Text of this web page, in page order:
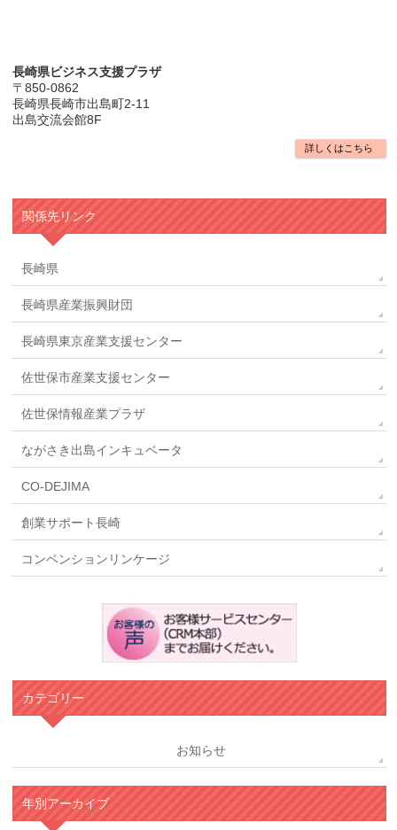
長崎県ビジネス支援プラザ
〒850-0862
長崎県長崎市出島町2-11
出島交流会館8F
詳しくはこちら
関係先リンク
長崎県
長崎県産業振興財団
長崎県東京産業支援センター
佐世保市産業支援センター
佐世保情報産業プラザ
ながさき出島インキュベータ
CO-DEJIMA
創業サポート長崎
コンベンションリンケージ
カテゴリー
お知らせ
年別アーカイブ